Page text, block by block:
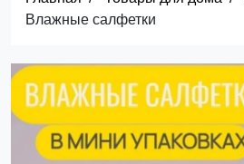
Влажные салфетки